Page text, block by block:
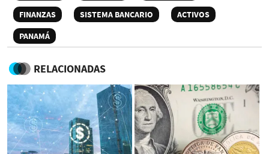
FINANZAS
SISTEMA BANCARIO
ACTIVOS
PANAMÁ
RELACIONADAS